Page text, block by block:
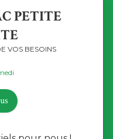
PETITE
VOS BESOINS